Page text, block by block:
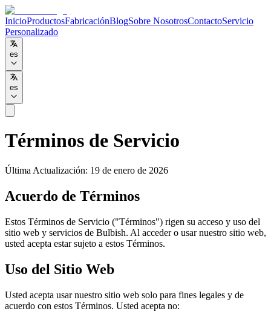
InicioProductosFabricaciónBlogSobre NosotrosContactoServicio
Personalizado
es
es
Términos de Servicio
Última Actualización: 19 de enero de 2026
Acuerdo de Términos
Estos Términos de Servicio ("Términos") rigen su acceso y uso del
sitio web y servicios de Bulbish. Al acceder o usar nuestro sitio web,
usted acepta estar sujeto a estos Términos.
Uso del Sitio Web
Usted acepta usar nuestro sitio web solo para fines legales y de
acuerdo con estos Términos. Usted acepta no: